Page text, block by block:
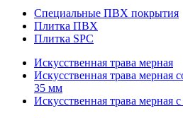
Специальные ПВХ покрытия
Плитка ПВХ
Плитка SPC
Искуccтвенная трава мерная
Искусственная трава мерная
35 мм
Искусственная трава мерная